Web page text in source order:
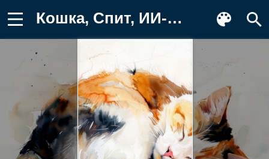
Кошка, Спит, ИИ-арт, Искусство Картинка для телефона